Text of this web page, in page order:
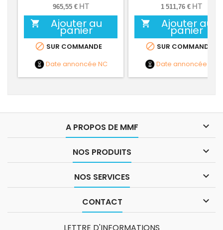
965,55 € HT
 Ajouter au
panier
 SUR COMMANDE
Date annoncée NC
1 511,76 € HT
 Ajouter au
panier
 SUR COMMANDE
Date annoncée
A PROPOS DE MMF 
NOS PRODUITS 
NOS SERVICES 
CONTACT 
LETTRE D'INFORMATIONS